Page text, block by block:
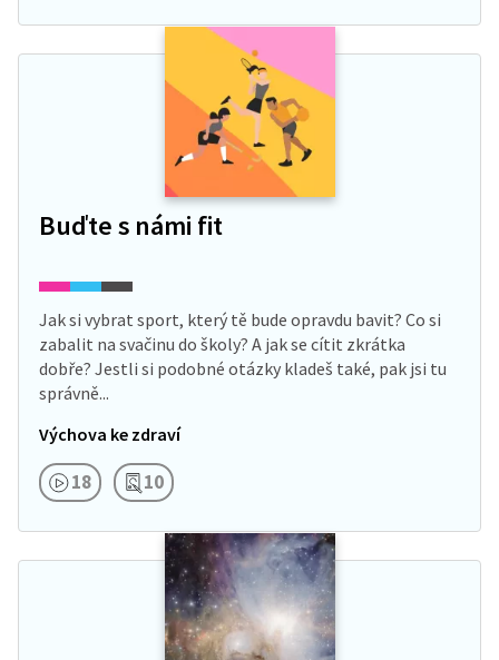
Buďte s námi fit
Jak si vybrat sport, který tě bude opravdu bavit? Co si
zabalit na svačinu do školy? A jak se cítit zkrátka
dobře? Jestli si podobné otázky kladeš také, pak jsi tu
správně...
Výchova ke zdraví
18 10